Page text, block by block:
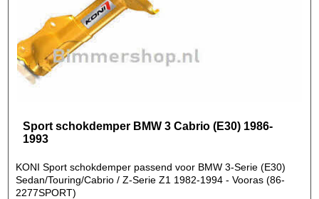
Sport schokdemper BMW 3 Cabrio (E30) 1986-
1993
KONI Sport schokdemper passend voor BMW 3-Serie (E30)
Sedan/Touring/Cabrio / Z-Serie Z1 1982-1994 - Vooras (86-
2277SPORT)